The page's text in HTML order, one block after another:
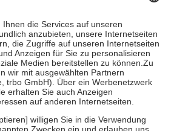
sind jedoch nie mehr als die tatsächlichen
auch für Online-Apotheken.
Krankenpflege beträgt die
Kosten sowie zehn Euro je
für ihre eigene Gesundheit zu
Stellung der Familie zu unterstützen,
an bei: